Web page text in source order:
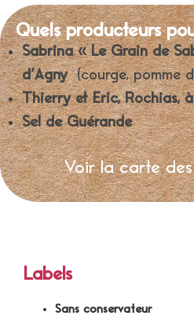
Quels producteurs
Sabrina « Le Grain de
d’Agny(courge, pomme
Thierry et Eric, Rochias,
Sel de Guérande
Voir la carte
Labels
Sans conservateur